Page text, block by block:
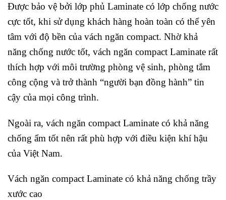
Được bảo vệ bởi lớp phủ Laminate có lớp chống nước
cực tốt, khi sử dụng khách hàng hoàn toàn có thể yên
tâm với độ bền của vách ngăn compact. Nhờ khả
năng chống nước tốt, vách ngăn compact Laminate rất
thích hợp với môi trường phòng vệ sinh, phòng tắm
công cộng và trở thành “người bạn đồng hành” tin
cậy của mọi công trình.
Ngoài ra, vách ngăn compact Laminate có khả năng
chống ẩm tốt nên rất phù hợp với điều kiện khí hậu
của Việt Nam.
Vách ngăn compact Laminate có khả năng chống trầy
xước cao